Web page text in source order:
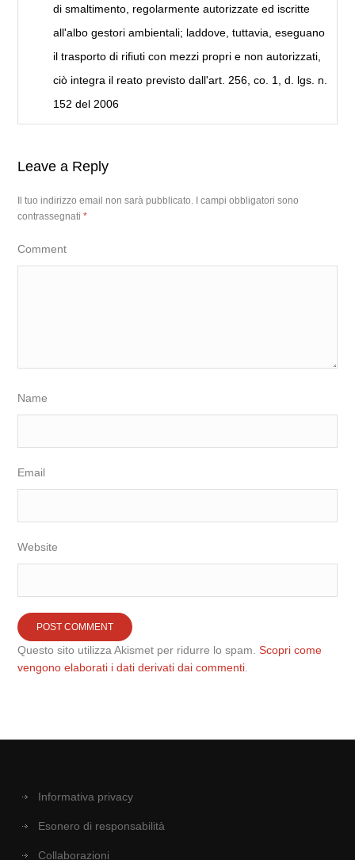
di smaltimento, regolarmente autorizzate ed iscritte
all'albo gestori ambientali; laddove, tuttavia, eseguano
il trasporto di rifiuti con mezzi propri e non autorizzati,
ciò integra il reato previsto dall'art. 256, co. 1, d. lgs. n.
152 del 2006
Leave a Reply
Il tuo indirizzo email non sarà pubblicato. I campi obbligatori sono
contrassegnati*
Comment
Name
Email
Website
Questo sito utilizza Akismet per ridurre lo spam.Scopri come
vengono elaborati i dati derivati dai commenti
Informativa privacy
Esonero di responsabilità
Collaborazioni